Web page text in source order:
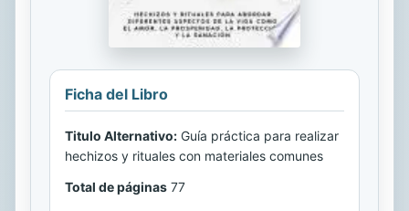
Ficha del Libro
Titulo Alternativo: Guía práctica para realizar
hechizos y rituales con materiales comunes
Total de páginas 77